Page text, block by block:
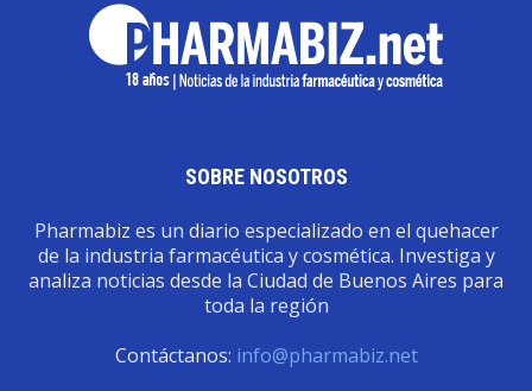
SOBRE NOSOTROS
Pharmabiz es un diario especializado en el quehacer
de la industria farmacéutica y cosmética. Investiga y
analiza noticias desde la Ciudad de Buenos Aires para
toda la región
Contáctanos: info@pharmabiz.net